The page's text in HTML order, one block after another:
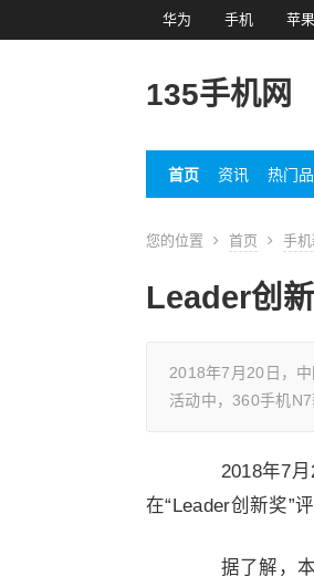
华为 手机 苹果
135手机网
首页 资讯 热门
您的位置 首页 手机
Leader创
2018年7月20日，
活动中，360手机
2018年7月20
在“Leader创新奖”
据了解，本